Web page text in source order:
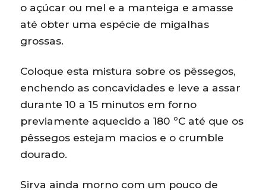
o açúcar ou mel e a manteiga e amasse
até obter uma espécie de migalhas
grossas.
Coloque esta mistura sobre os pêssegos,
enchendo as concavidades e leve a assar
durante 10 a 15 minutos em forno
previamente aquecido a 180 ºC até que os
pêssegos estejam macios e o crumble
dourado.
Sirva ainda morno com um pouco de